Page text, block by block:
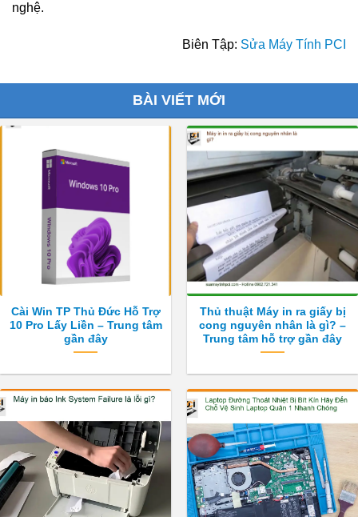
nghệ.
Biên Tập: Sửa Máy Tính PCI
BÀI VIẾT MỚI
Cài Win TP Thủ Đức Hỗ Trợ
10 Pro Lấy Liền – Trung tâm
gần đây
Thủ thuật Máy in ra giấy bị
cong nguyên nhân là gì? –
Trung tâm hỗ trợ gần đây